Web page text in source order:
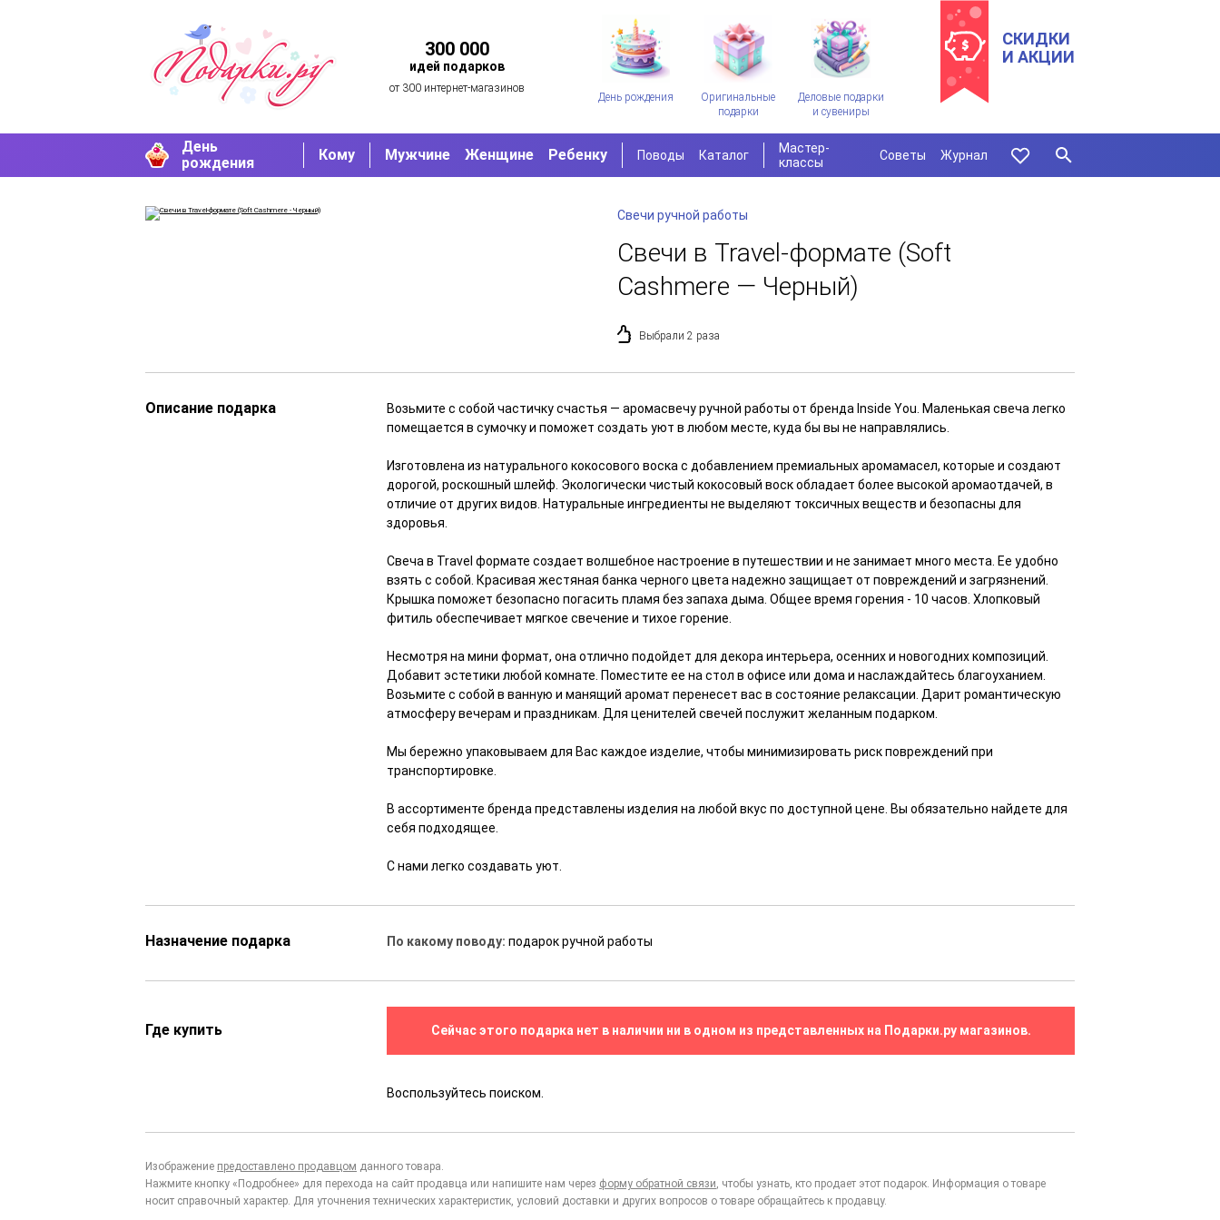
300 000
идей подарков
от 300 интернет-магазинов
День рождения
Оригинальные
подарки
Деловые подарки
и сувениры
СКИДКИ
И АКЦИИ
День
рождения
Кому Мужчине Женщине Ребенку Поводы Каталог
Мастер-
классы
Советы Журнал
Свечи ручной работы
Свечи в Travel-формате (Soft
Cashmere — Черный)
Выбрали 2 раза
Описание подарка
Возьмите с собой частичку счастья — аромасвечу ручной работы от бренда Inside You. Маленькая свеча легко
помещается в сумочку и поможет создать уют в любом месте, куда бы вы не направлялись.
Изготовлена из натурального кокосового воска с добавлением премиальных аромамасел, которые и создают
дорогой, роскошный шлейф. Экологически чистый кокосовый воск обладает более высокой аромаотдачей, в
отличие от других видов. Натуральные ингредиенты не выделяют токсичных веществ и безопасны для
здоровья.
Свеча в Travel формате создает волшебное настроение в путешествии и не занимает много места. Ее удобно
взять с собой. Красивая жестяная банка черного цвета надежно защищает от повреждений и загрязнений.
Крышка поможет безопасно погасить пламя без запаха дыма. Общее время горения - 10 часов. Хлопковый
фитиль обеспечивает мягкое свечение и тихое горение.
Несмотря на мини формат, она отлично подойдет для декора интерьера, осенних и новогодних композиций.
Добавит эстетики любой комнате. Поместите ее на стол в офисе или дома и наслаждайтесь благоуханием.
Возьмите с собой в ванную и манящий аромат перенесет вас в состояние релаксации. Дарит романтическую
атмосферу вечерам и праздникам. Для ценителей свечей послужит желанным подарком.
Мы бережно упаковываем для Вас каждое изделие, чтобы минимизировать риск повреждений при
транспортировке.
В ассортименте бренда представлены изделия на любой вкус по доступной цене. Вы обязательно найдете для
себя подходящее.
С нами легко создавать уют.
Назначение подарка По какому поводу:подарок ручной работы
Где купить Сейчас этого подарка нет в наличии ни в одном из представленных на Подарки.ру магазинов.
Воспользуйтесь поиском.
Изображение предоставлено продавцом данного товара.
Нажмите кнопку «Подробнее» для перехода на сайт продавца или напишите нам через форму обратной связи, чтобы узнать, кто продает этот подарок. Информация о товаре
носит справочный характер. Для уточнения технических характеристик, условий доставки и других вопросов о товаре обращайтесь к продавцу.